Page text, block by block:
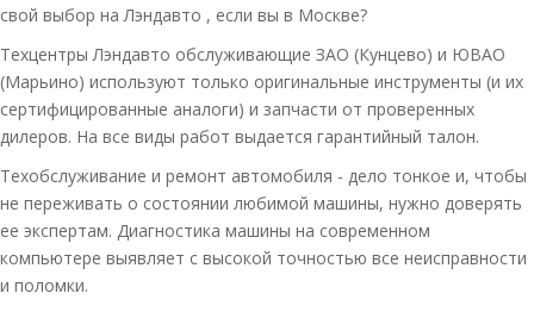
свой выбор на Лэндавто , если вы в Москве?
Техцентры Лэндавто обслуживающие ЗАО (Кунцево) и ЮВАО
(Марьино) используют только оригинальные инструменты (и их
сертифицированные аналоги) и запчасти от проверенных
дилеров. На все виды работ выдается гарантийный талон.
Техобслуживание и ремонт автомобиля - дело тонкое и, чтобы
не переживать о состоянии любимой машины, нужно доверять
ее экспертам. Диагностика машины на современном
компьютере выявляет с высокой точностью все неисправности
и поломки.